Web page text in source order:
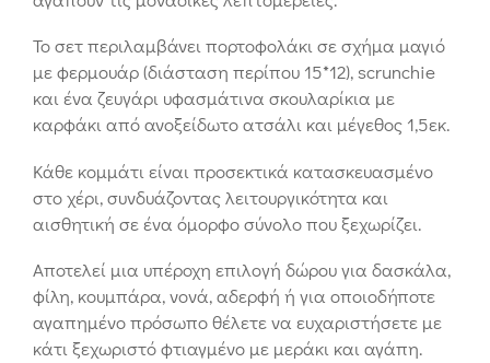
Το σετ περιλαμβάνει πορτοφολάκι σε σχήμα μαγιό
με φερμουάρ (διάσταση περίπου 15*12), scrunchie
και ένα ζευγάρι υφασμάτινα σκουλαρίκια με
καρφάκι από ανοξείδωτο ατσάλι και μέγεθος 1,5εκ.
Κάθε κομμάτι είναι προσεκτικά κατασκευασμένο
στο χέρι, συνδυάζοντας λειτουργικότητα και
αισθητική σε ένα όμορφο σύνολο που ξεχωρίζει.
Αποτελεί μια υπέροχη επιλογή δώρου για δασκάλα,
φίλη, κουμπάρα, νονά, αδερφή ή για οποιοδήποτε
αγαπημένο πρόσωπο θέλετε να ευχαριστήσετε με
κάτι ξεχωριστό φτιαγμένο με μεράκι και αγάπη.